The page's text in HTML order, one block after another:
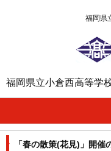
津苑会
福岡県
福岡県立小倉西高等学
「春の散策(花見)」開催